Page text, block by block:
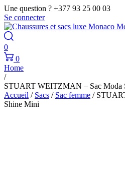
Une question ? +377 93 25 00 03
Se connecter
0
0
Home
/
STUART WEITZMAN – Sac Moda
Accueil / Sacs / Sac femme /
Shine Mini